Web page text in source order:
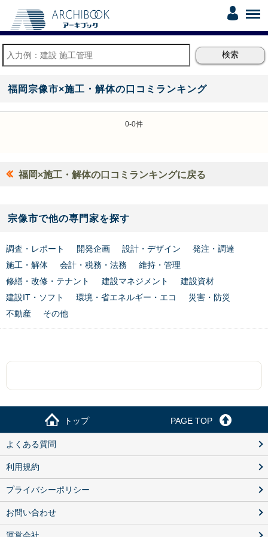
福岡宗像市×施工・解体の口コミランキング
0-0件
福岡×施工・解体の口コミランキングに戻る
宗像市で他の専門家を探す
調査・レポート 開発企画 設計・デザイン
発注・調達
施工・解体
会計・税務・法務
維持・管理
修繕・改修・テナント
建設マネジメント
建設資材
建設IT・ソフト
環境・省エネルギー・エコ
災害・防災
不動産
その他
トップ PAGE TOP
よくある質問
利用規約
プライバシーポリシー
お問い合わせ
運営会社